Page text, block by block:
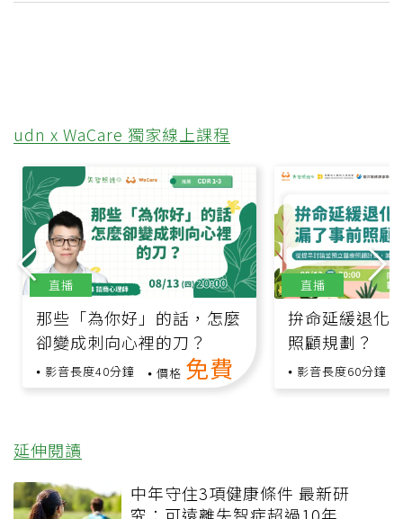
udn x WaCare 獨家線上課程
那些「為你好」的話，怎麼
卻變成刺向心裡的刀？
影音長度40分鐘 價格 免費
直播
拚命延緩退化
照顧規劃？
影音長度60分鐘
直播
延伸閱讀
中年守住3項健康條件 最新研